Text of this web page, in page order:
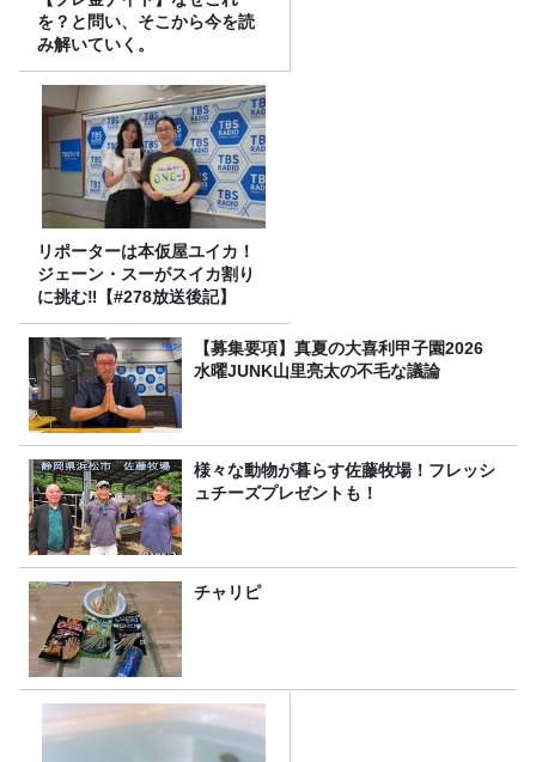
を？と問い、そこから今を読
み解いていく。
リポーターは本仮屋ユイカ！
ジェーン・スーがスイカ割り
に挑む‼【#278放送後記】
【募集要項】真夏の大喜利甲子園2026
水曜JUNK山里亮太の不毛な議論
様々な動物が暮らす佐藤牧場！フレッシ
ュチーズプレゼントも！
チャリピ